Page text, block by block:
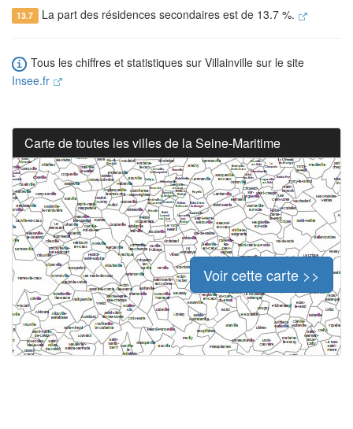
13.7 La part des résidences secondaires est de 13.7 %.
Tous les chiffres et statistiques sur Villainville sur le site
Insee.fr
Carte de toutes les villes de la Seine-Maritime
Voir cette carte >>